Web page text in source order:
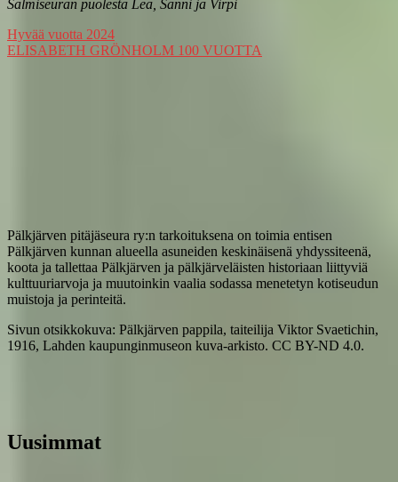
Salmiseuran puolesta Lea, Sanni ja Virpi
Artikkelien
selaus
Hyvää vuotta 2024
ELISABETH GRÖNHOLM 100 VUOTTA
Pälkjärven pitäjäseura ry:n tarkoituksena on toimia entisen
Pälkjärven kunnan alueella asuneiden keskinäisenä yhdyssiteenä,
koota ja tallettaa Pälkjärven ja pälkjärveläisten historiaan liittyviä
kulttuuriarvoja ja muutoinkin vaalia sodassa menetetyn kotiseudun
muistoja ja perinteitä.
Sivun otsikkokuva: Pälkjärven pappila, taiteilija Viktor Svaetichin,
1916, Lahden kaupunginmuseon kuva-arkisto. CC BY-ND 4.0.
Uusimmat